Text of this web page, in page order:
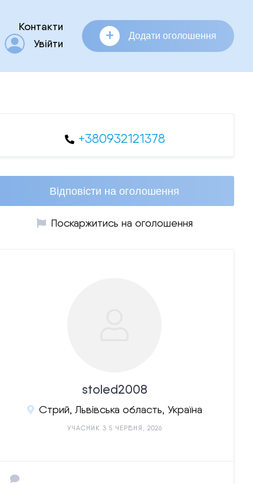
Контакти
Увійти
+ Додати оголошення
+380932121378
Відповісти на оголошення
Поскаржитись на оголошення
stoled2008
Стрий, Львівська область, Україна
УЧАСНИК З 5 ЧЕРВНЯ, 2026